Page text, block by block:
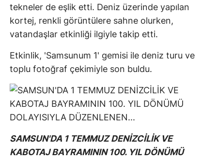
tekneler de eşlik etti. Deniz üzerinde yapılan
kortej, renkli görüntülere sahne olurken,
vatandaşlar etkinliği ilgiyle takip etti.
Etkinlik, 'Samsunum 1' gemisi ile deniz turu ve
toplu fotoğraf çekimiyle son buldu.
SAMSUN'DA 1 TEMMUZ DENİZCİLİK VE
KABOTAJ BAYRAMININ 100. YIL DÖNÜMÜ